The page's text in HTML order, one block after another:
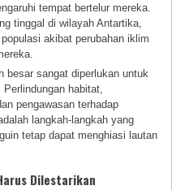
tempat bertelur mereka.
tinggal di wilayah Antartika,
akibat perubahan iklim
besar sangat diperlukan untuk
habitat,
pengawasan terhadap
langkah-langkah yang
tetap dapat menghiasi lautan
Dilestarikan